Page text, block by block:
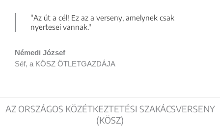
"Az út a cél! Ez az a verseny, amelynek csak
nyertesei vannak."
Némedi József
Séf, a KÖSZ ÖTLETGAZDÁJA
AZ ORSZÁGOS KÖZÉTKEZTETÉSI SZAKÁCSVERSENY
(KÖSZ)